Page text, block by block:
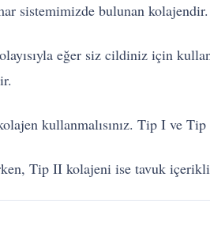
sistemimizde bulunan kolajendir.
eğer siz cildiniz için
kullanmalısınız. Tip I ve
Tip II kolajeni ise tavuk